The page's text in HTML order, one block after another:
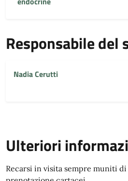
Responsabile del
Nadia Cerutti
Ulteriori
Recarsi in visita sempre muniti